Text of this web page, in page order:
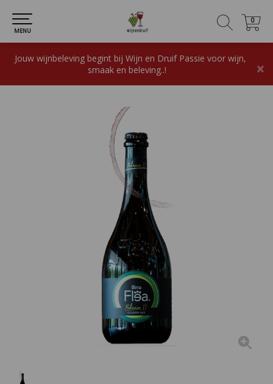
0
0
MENU
Jouw wijnbeleving begint bij Wijn en Druif Passie voor wijn,
smaak en beleving..!
×